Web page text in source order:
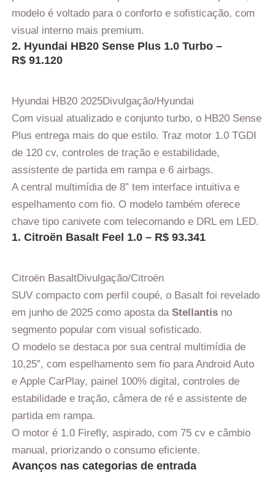
modelo é voltado para o conforto e sofisticação, com
visual interno mais premium.
2. Hyundai HB20 Sense Plus 1.0 Turbo –
R$ 91.120
Hyundai HB20 2025Divulgação/Hyundai
Com visual atualizado e conjunto turbo, o HB20 Sense
Plus entrega mais do que estilo. Traz motor 1.0 TGDI
de 120 cv, controles de tração e estabilidade,
assistente de partida em rampa e 6 airbags.
A central multimídia de 8” tem interface intuitiva e
espelhamento com fio. O modelo também oferece
chave tipo canivete com telecomando e DRL em LED.
1. Citroën Basalt Feel 1.0 – R$ 93.341
Citroën BasaltDivulgação/Citroën
SUV compacto com perfil coupé, o Basalt foi revelado
em junho de 2025 como aposta da Stellantis no
segmento popular com visual sofisticado.
O modelo se destaca por sua central multimídia de
10,25”, com espelhamento sem fio para Android Auto
e Apple CarPlay, painel 100% digital, controles de
estabilidade e tração, câmera de ré e assistente de
partida em rampa.
O motor é 1.0 Firefly, aspirado, com 75 cv e câmbio
manual, priorizando o consumo eficiente.
Avanços nas categorias de entrada